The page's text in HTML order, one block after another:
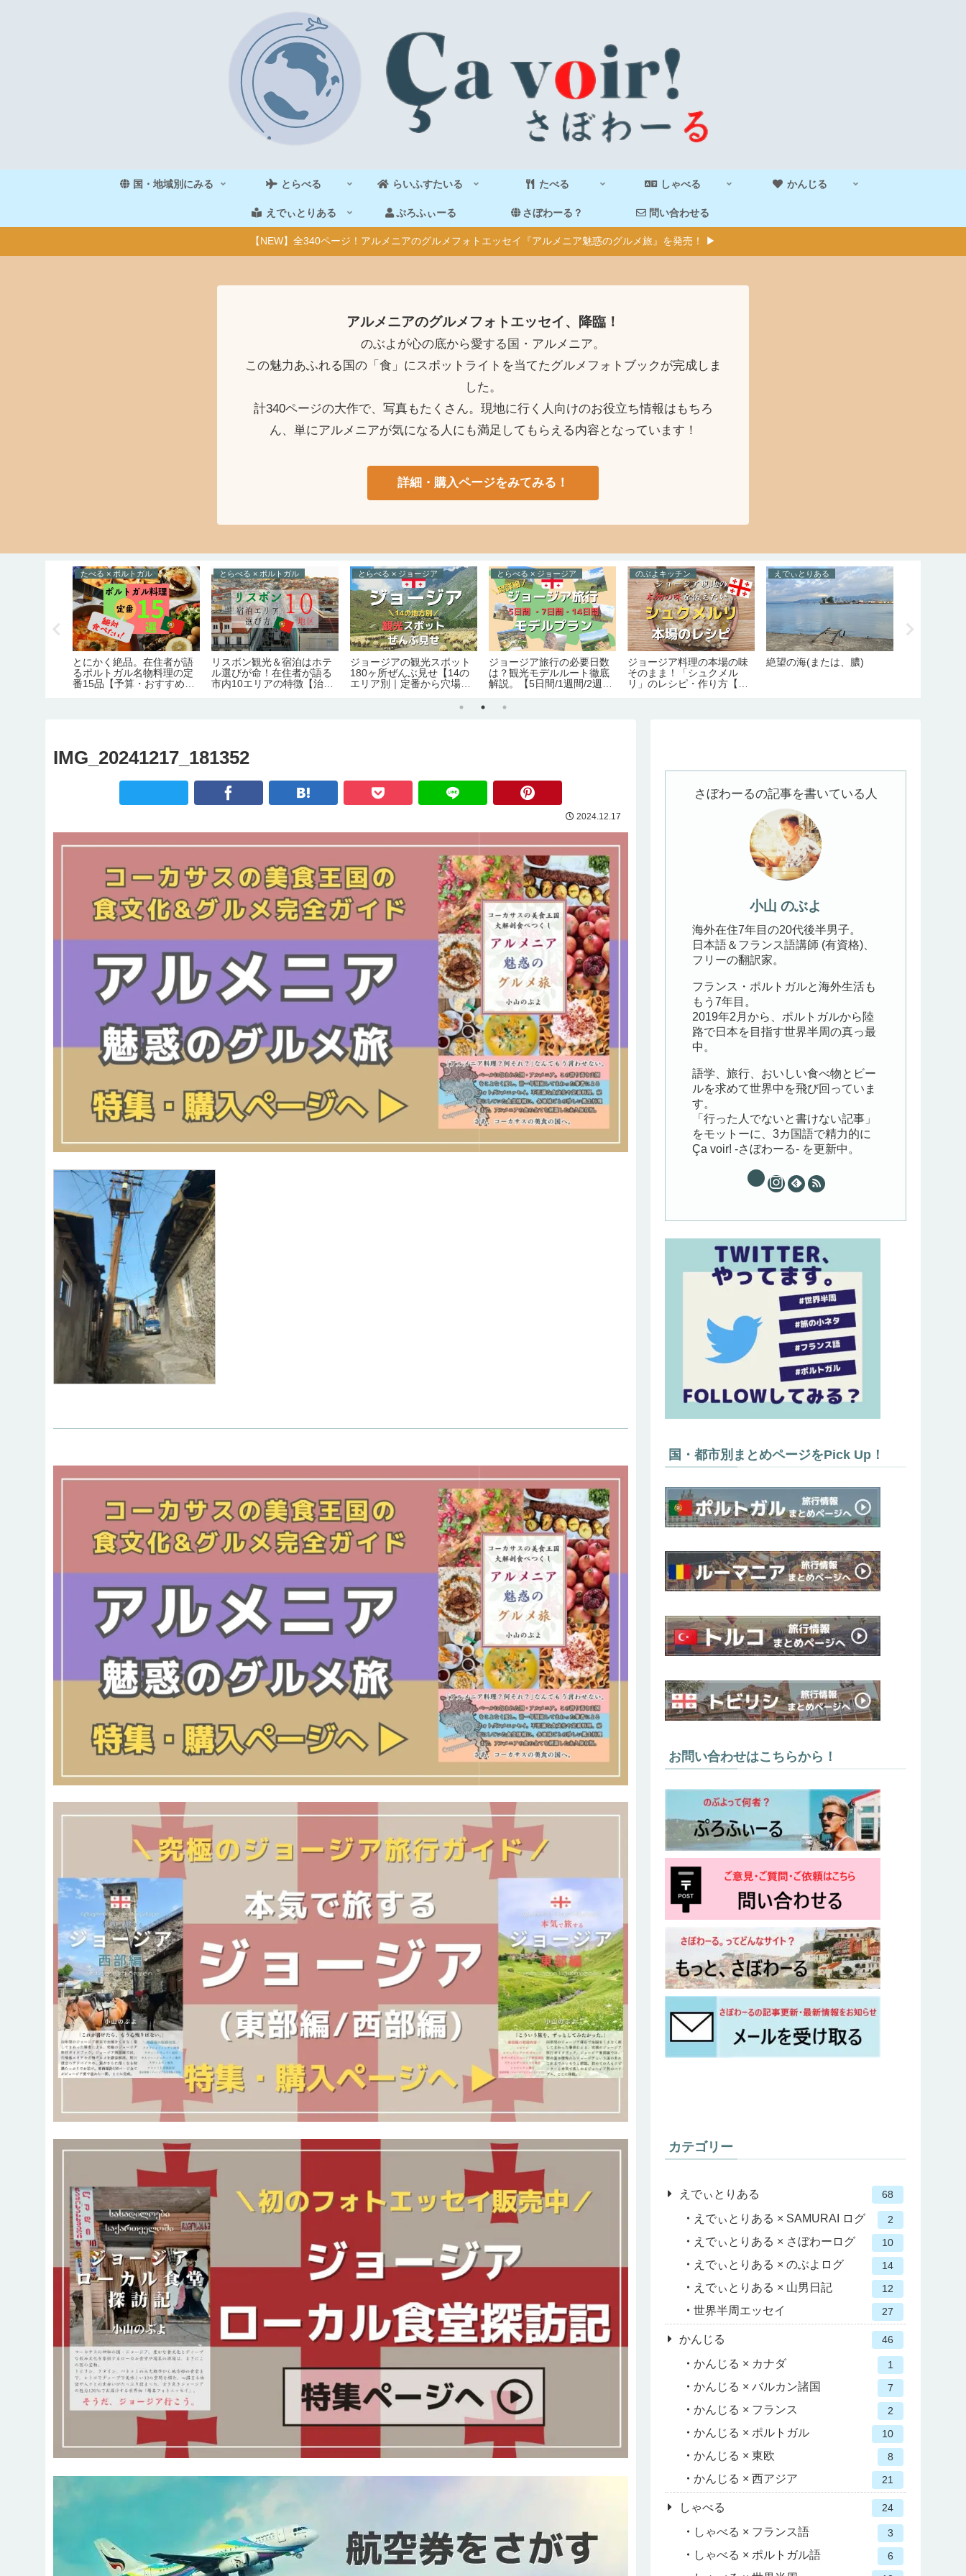
国・地域別にみる とらべる らいふすたいる たべる しゃべる かんじる
えでぃとりある ぷろふぃーる さぼわーる？ 問い合わせる
【NEW】全340ページ！アルメニアのグルメフォトエッセイ『アルメニア魅惑のグルメ旅』を発売！ ▶
アルメニアのグルメフォトエッセイ、降臨！
のぶよが心の底から愛する国・アルメニア。
この魅力あふれる国の「食」にスポットライトを当てたグルメフォトブックが完成しま
した。
計340ページの大作で、写真もたくさん。現地に行く人向けのお役立ち情報はもちろ
ん、単にアルメニアが気になる人にも満足してもらえる内容となっています！
詳細・購入ページをみてみる！
たべる × ポルトガル
とにかく絶品。在住者が語
るポルトガル名物料理の定
番15品【予算・おすすめレ
とらべる × ポルトガル
リスボン観光＆宿泊はホテ
ル選びが命！在住者が語る
市内10エリアの特徴【治
とらべる × ジョージア
ジョージアの観光スポット
180ヶ所ぜんぶ見せ【14の
エリア別｜定番から穴場ま
とらべる × ジョージア
ジョージア旅行の必要日数
は？観光モデルルート徹底
解説。【5日間/1週間/2週
のぶよキッチン
ジョージア料理の本場の味
そのまま！「シュクメル
リ」のレシピ・作り方【の
えでぃとりある
絶望の海(または、膿)
IMG_20241217_181352
2024.12.17
さぼわーるの記事を書いている人
小山 のぶよ
海外在住7年目の20代後半男子。
日本語＆フランス語講師 (有資格)、
フリーの翻訳家。
フランス・ポルトガルと海外生活も
もう7年目。
2019年2月から、ポルトガルから陸
路で日本を目指す世界半周の真っ最
中。
語学、旅行、おいしい食べ物とビー
ルを求めて世界中を飛び回っていま
す。
「行った人でないと書けない記事」
をモットーに、3カ国語で精力的に
Ça voir! -さぼわーる- を更新中。
国・都市別まとめページをPick Up！
お問い合わせはこちらから！
カテゴリー
えでぃとりある 68
えでぃとりある × SAMURAI ログ 2
えでぃとりある × さぼわーログ 10
えでぃとりある × のぶよログ 14
えでぃとりある × 山男日記 12
世界半周エッセイ 27
かんじる 46
かんじる × カナダ 1
かんじる × バルカン諸国 7
かんじる × フランス 2
かんじる × ポルトガル 10
かんじる × 東欧 8
かんじる × 西アジア 21
しゃべる 24
しゃべる × フランス語 3
しゃべる × ポルトガル語 6